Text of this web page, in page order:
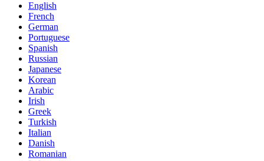
English
French
German
Portuguese
Spanish
Russian
Japanese
Korean
Arabic
Irish
Greek
Turkish
Italian
Danish
Romanian